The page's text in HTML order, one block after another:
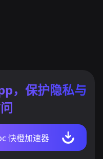
，保护隐私与
快橙加速器